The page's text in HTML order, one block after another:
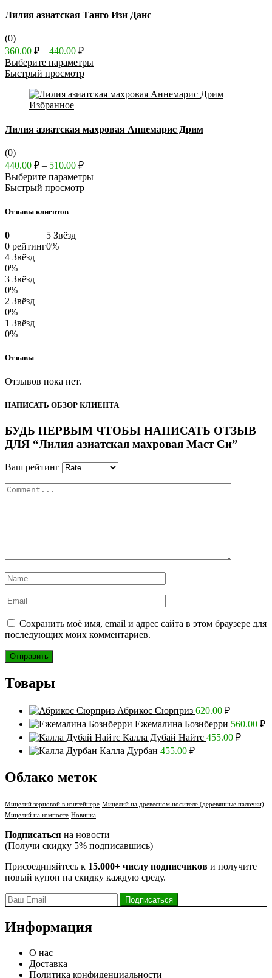
Лилия азиатская Танго Изи Данс
(0)
360.00 ₽ – 440.00 ₽Диапазон
цен:
360.00 ₽
440.00 ₽
Выберите параметры
Быстрый просмотр
Избранное
Лилия азиатская махровая Аннемарис Дрим
(0)
440.00 ₽ – 510.00 ₽Диапазон
цен:
440.00 ₽
Выберите параметры
Быстрый просмотр
Отзывы клиентов
0
0 рейтинг
5 Звёзд
0%
4 Звёзд
0%
3 Звёзд
0%
2 Звёзд
0%
1 Звёзд
0%
Отзывы
Отзывов пока нет.
НАПИСАТЬ ОБЗОР КЛИЕНТА
БУДЬ ПЕРВЫМ ЧТОБЫ НАПИСАТЬ ОТЗЫВ
ДЛЯ “Лилия азиатская махровая Маст Си”
Ваш рейтинг
Сохранить моё имя, email и адрес сайта в этом браузере для
последующих моих комментариев.
Товары
Абрикос Сюрприз 620.00 ₽
Ежемалина Бознберри 560.00 ₽
Калла Дубай Найтс 455.00 ₽
Калла Дурбан 455.00 ₽
Облако меток
Мицелий зерновой в контейнере Мицелий на древесном носителе (деревянные палочки)
Мицелий на компосте Новинка
Подписаться на новости
(Получи скидку 5% подписавшись)
Присоединяйтесь к 15.000+ числу подписчиков и получите
новый купон на скидку каждую среду.
Информация
О нас
Доставка
Политика конфиденциальности